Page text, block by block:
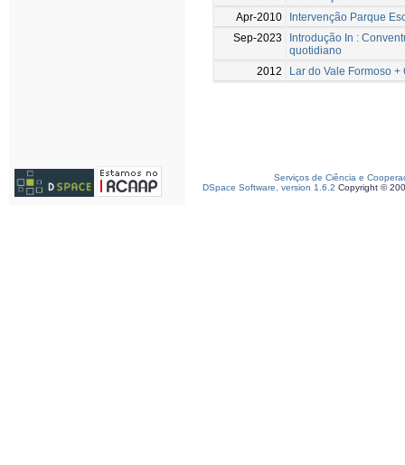
Apr-2010
Intervenção Parque
Sep-2023
Introdução In :
quotidiano
2012
Lar do Vale Formoso
Serviços de Ciência e
DSpace Software, version 1.6.2 Copyright ©